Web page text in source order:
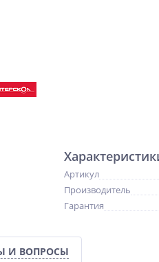
Артикул
Производитель
Гарантия
И ВОПРОСЫ